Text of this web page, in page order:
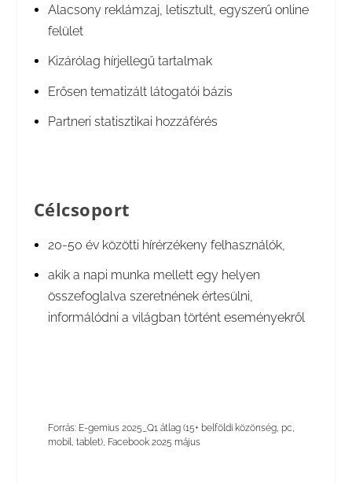
Alacsony reklámzaj, letisztult, egyszerű online
felület
Kizárólag hírjellegű tartalmak
Erősen tematizált látogatói bázis
Partneri statisztikai hozzáférés
Célcsoport
20-50 év közötti hírérzékeny felhasználók,
akik a napi munka mellett egy helyen
összefoglalva szeretnének értesülni,
informálódni a világban történt eseményekről
Forrás: E-gemius 2025_Q1 átlag (15+ belföldi közönség, pc,
mobil, tablet), Facebook 2025 május